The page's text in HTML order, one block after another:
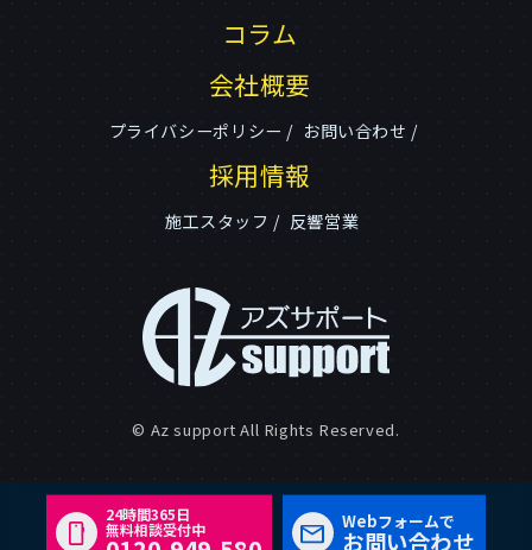
コラム
会社概要
プライバシーポリシー お問い合わせ
採用情報
施工スタッフ 反響営業
© Az support All Rights Reserved.
24時間365日
無料相談受付中 Webフォームで
お問い合わせ